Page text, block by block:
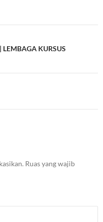
LEMBAGA KURSUS
Ruas yang wajib